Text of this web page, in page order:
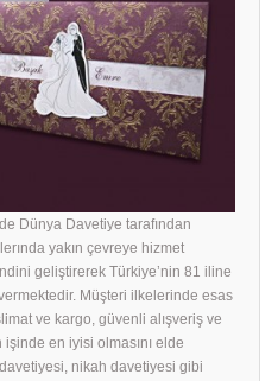
Dünya Davetiye tarafından
yakın çevreye hizmet
geliştirerek Türkiye’nin 81 iline
Müşteri ilkelerinde esas
ve kargo, güvenli alışveriş ve
işinde en iyisi olmasını elde
nikah davetiyesi gibi